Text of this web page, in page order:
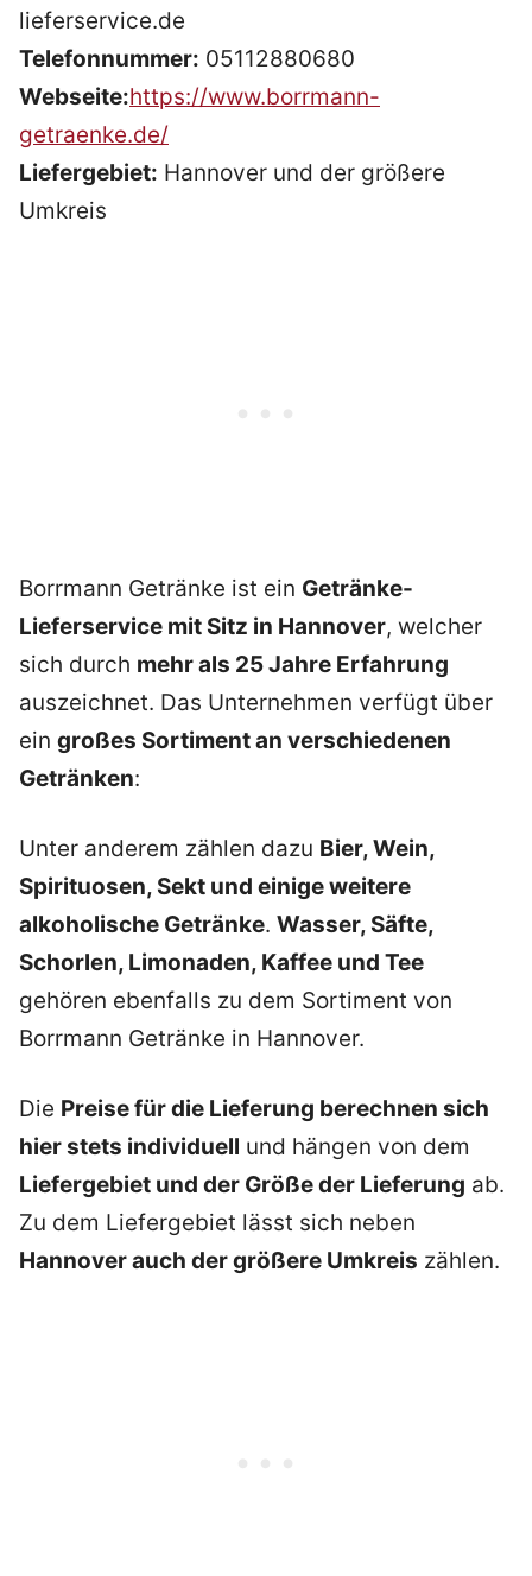
lieferservice.de
Telefonnummer: 05112880680
Webseite:https://www.borrmann-
getraenke.de/
Liefergebiet: Hannover und der größere
Umkreis
Borrmann Getränke ist ein Getränke-
Lieferservice mit Sitz in Hannover, welcher
sich durch mehr als 25 Jahre Erfahrung
auszeichnet. Das Unternehmen verfügt über
ein großes Sortiment an verschiedenen
Getränken:
Unter anderem zählen dazu Bier, Wein,
Spirituosen, Sekt und einige weitere
alkoholische Getränke. Wasser, Säfte,
Schorlen, Limonaden, Kaffee und Tee
gehören ebenfalls zu dem Sortiment von
Borrmann Getränke in Hannover.
Die Preise für die Lieferung berechnen sich
hier stets individuell und hängen von dem
Liefergebiet und der Größe der Lieferung ab.
Zu dem Liefergebiet lässt sich neben
Hannover auch der größere Umkreis zählen.